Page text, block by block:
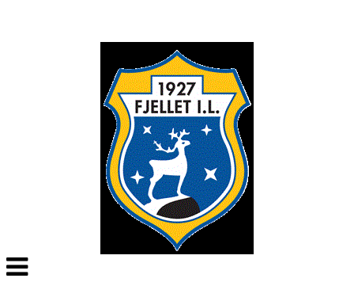
Veksle
navigasjon